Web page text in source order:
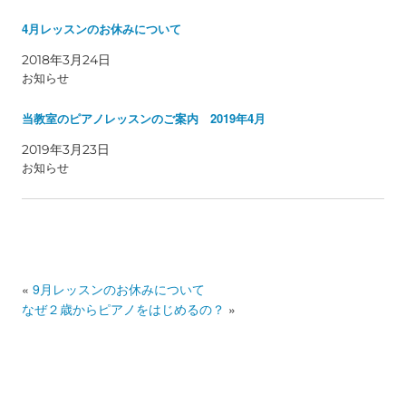
4月レッスンのお休みについて
2018年3月24日
お知らせ
当教室のピアノレッスンのご案内 2019年4月
2019年3月23日
お知らせ
« 9月レッスンのお休みについて
なぜ２歳からピアノをはじめるの？ »